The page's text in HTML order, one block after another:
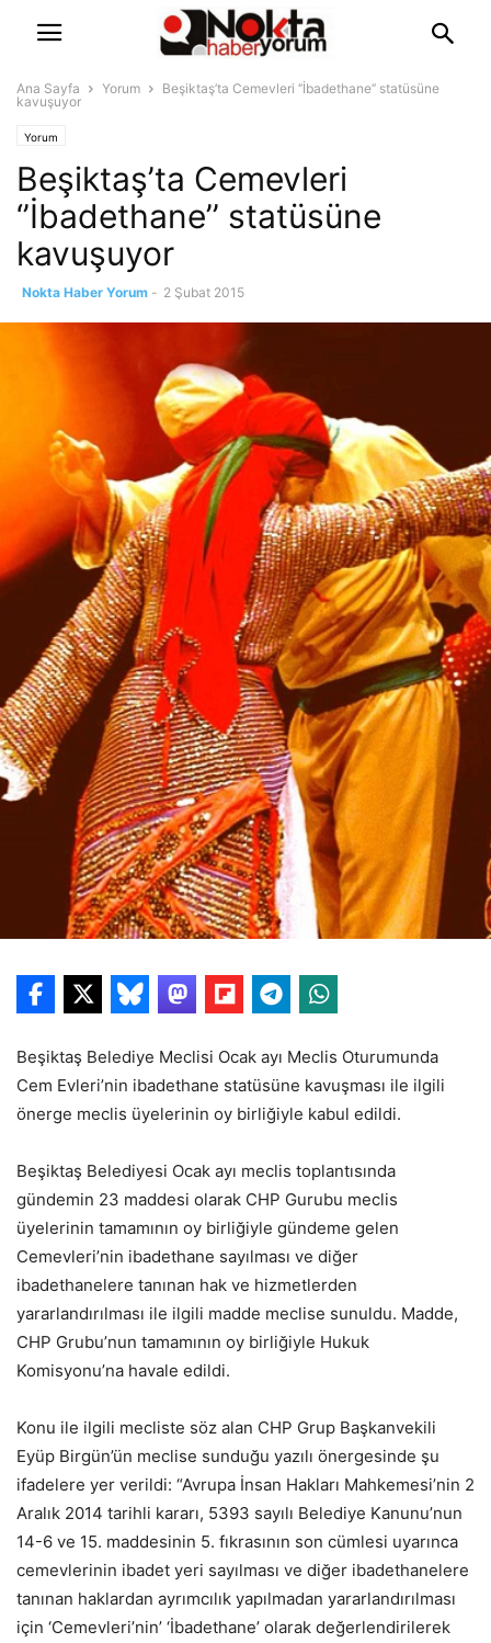
Ana Sayfa Yorum
Beşiktaş’ta Cemevleri ‘’İbadethane’’ statüsüne
kavuşuyor
Yorum
Beşiktaş’ta Cemevleri
‘’İbadethane’’ statüsüne
kavuşuyor
Nokta Haber Yorum - 2 Şubat 2015
Beşiktaş Belediye Meclisi Ocak ayı Meclis Oturumunda
Cem Evleri’nin ibadethane statüsüne kavuşması ile ilgili
önerge meclis üyelerinin oy birliğiyle kabul edildi.
Beşiktaş Belediyesi Ocak ayı meclis toplantısında
gündemin 23 maddesi olarak CHP Gurubu meclis
üyelerinin tamamının oy birliğiyle gündeme gelen
Cemevleri’nin ibadethane sayılması ve diğer
ibadethanelere tanınan hak ve hizmetlerden
yararlandırılması ile ilgili madde meclise sunuldu. Madde,
CHP Grubu’nun tamamının oy birliğiyle Hukuk
Komisyonu’na havale edildi.
Konu ile ilgili mecliste söz alan CHP Grup Başkanvekili
Eyüp Birgün’ün meclise sunduğu yazılı önergesinde şu
ifadelere yer verildi: “Avrupa İnsan Hakları Mahkemesi’nin 2
Aralık 2014 tarihli kararı, 5393 sayılı Belediye Kanunu’nun
14-6 ve 15. maddesinin 5. fıkrasının son cümlesi uyarınca
cemevlerinin ibadet yeri sayılması ve diğer ibadethanelere
tanınan haklardan ayrımcılık yapılmadan yararlandırılması
için ‘Cemevleri’nin’ ‘İbadethane’ olarak değerlendirilerek